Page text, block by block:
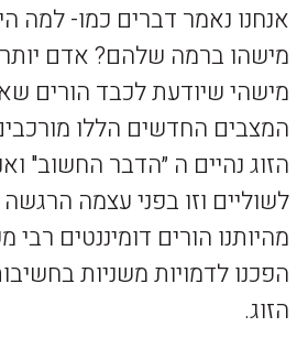
אנחנו נאמר דברים כמו- למה
מישהו ברמה שלהם? אדם יותר
מישהי שיודעת לכבד הורים
המצבים החדשים הללו
הזוג נהיים ה ״הדבר החשוב"
לשוליים וזו בפני עצמה
מהיותנו הורים דומיננטים
הפכנו לדמויות משניות
הזוג.